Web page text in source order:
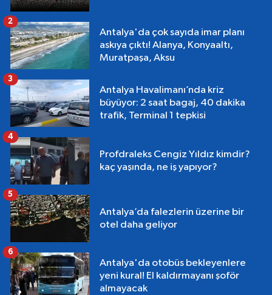
Antalya'da çok sayıda imar planı
askıya çıktı! Alanya, Konyaaltı,
Muratpaşa, Aksu
2
Antalya Havalimanı’nda kriz
büyüyor: 2 saat bagaj, 40 dakika
trafik, Terminal 1 tepkisi
3
Profdraleks Cengiz Yıldız kimdir?
kaç yaşında, ne iş yapıyor?
4
Antalya’da falezlerin üzerine bir
otel daha geliyor
5
Antalya'da otobüs bekleyenlere
yeni kural! El kaldırmayanı şoför
almayacak
6